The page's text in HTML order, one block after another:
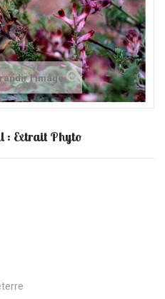
l'image
: Extrait Phyto